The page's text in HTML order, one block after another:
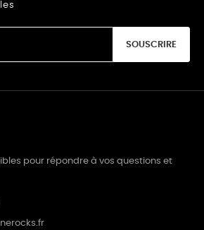
SOUSCRIRE
pour répondre à vos questions et